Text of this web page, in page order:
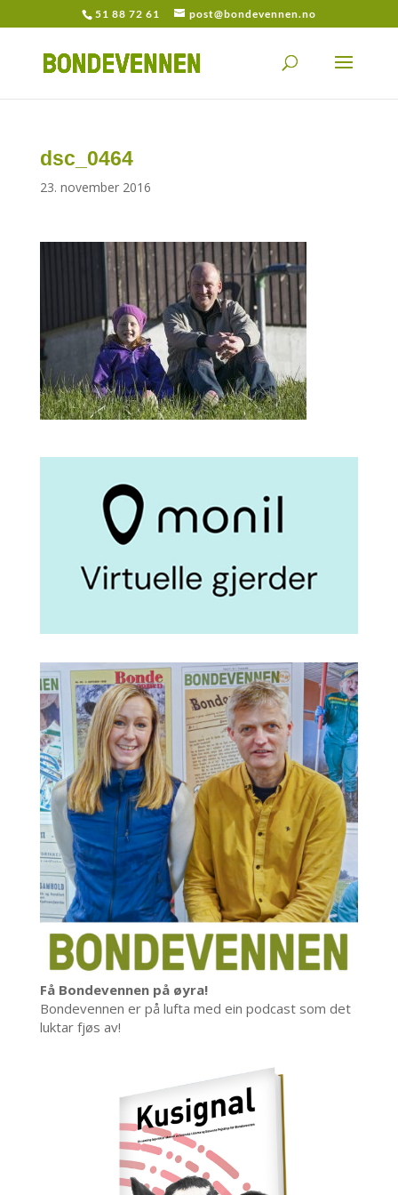
51 88 72 61 post@bondevennen.no
dsc_0464
23. november 2016
Få Bondevennen på øyra!
Bondevennen er på lufta med ein podcast som det
luktar fjøs av!